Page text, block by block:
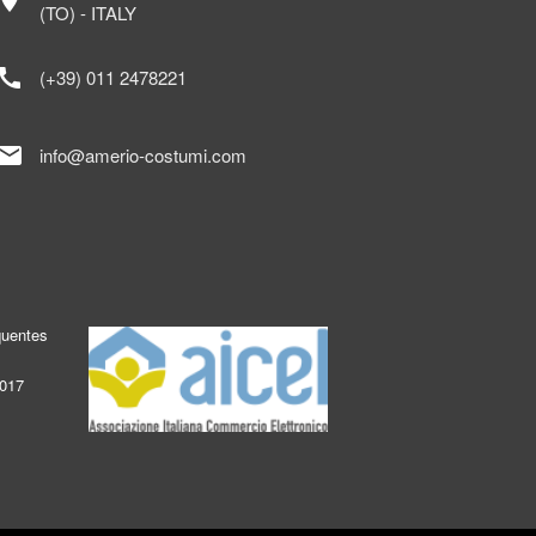
(TO) - ITALY
call (+39) 011 2478221
info@amerio-costumi.com